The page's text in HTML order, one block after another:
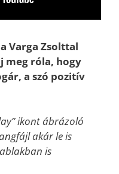
Varga Zsolttal
meg róla, hogy
a szó pozitív
ikont ábrázoló
akár le is
is